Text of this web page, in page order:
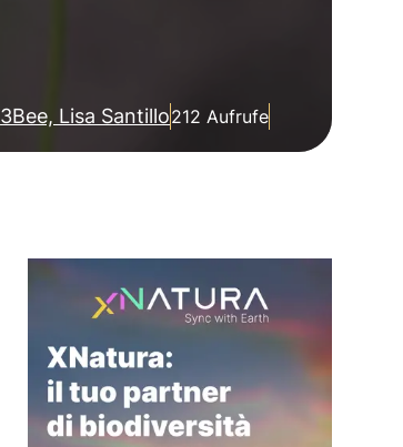
3Bee, Lisa Santillo212 Aufrufe